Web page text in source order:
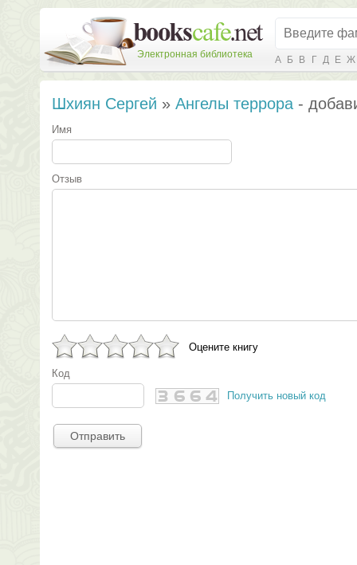
Электронная библиотека А Б В Г Д Е Ж
Шхиян Сергей » Ангелы террора -
Имя
Отзыв
Оцените книгу
Код
Получить новый код
Отправить